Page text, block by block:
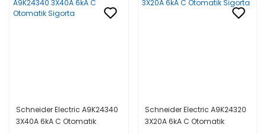
Schneider Electric A9K24340
3X40A 6kA C Otomatik
Schneider Electric A9K24320
3X20A 6kA C Otomatik